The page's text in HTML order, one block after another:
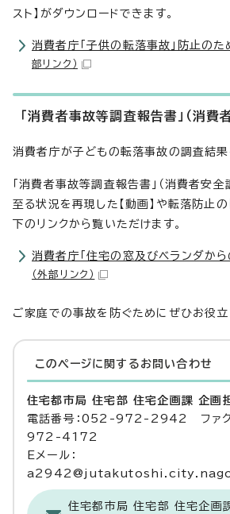
スト】がダウンロードできます。
消費者庁「子供の転落事故」防止のた
部リンク）
「消費者事故等調査報告書」（消費
消費者庁が子どもの転落事故の調査結果
「消費者事故等調査報告書」（消費者安全
至る状況を再現した【動画】や転落防止の
下のリンクから覧いただけます。
消費者庁「住宅の窓及びベランダから
（外部リンク）
ご家庭での事故を防ぐためにぜひお役立
このページに関する お問い合わせ
住宅都市局 住宅部 住宅企画課 企画
電話番号：052-972-2942 ファク
972-4172
Eメール：
住宅都市局 住宅部 住宅企画